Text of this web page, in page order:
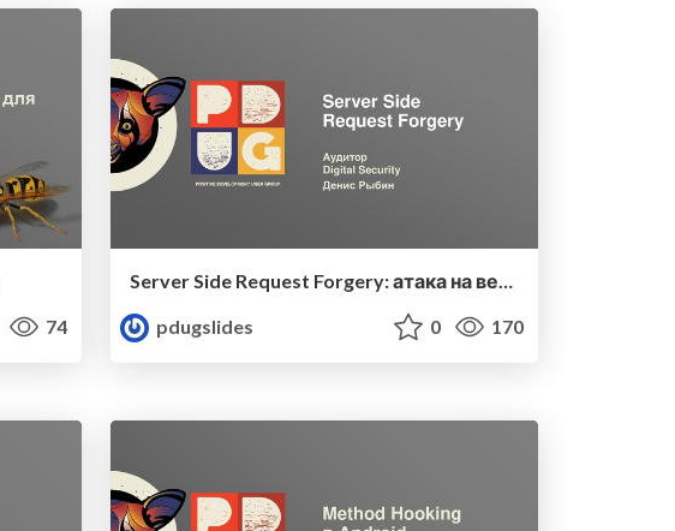
74
Server Side Request Forgery: атака на веб-приложение, которая страшнее, чем кажется
pdugslides
0 170